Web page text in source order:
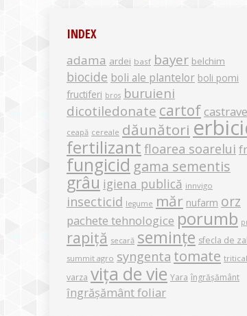
INDEX
adama ardei basf bayer belchim
biocide boli ale plantelor boli pomi
fructiferi bros buruieni
dicotiledonate cartof
ceapă cereale dăunători
fertilizant floarea soarelui
fungicid gama sementis
grâu igiena publică innvigo
insecticid legume măr nufarm orz
pachete tehnologice porumb
rapiță secară semințe sfecla de
summit agro syngenta tomate
varza vița de vie Yara îngrășământ
îngrășământ foliar